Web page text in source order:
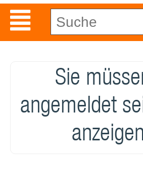
Sie
angemeldet